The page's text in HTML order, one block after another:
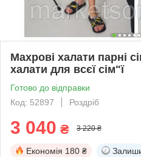
Махрові халати парні
халати для всєї сім"ї
Готово до відправки
Код: 52897
Роздріб
3 040 ₴ 3 220 ₴
Економія 180 ₴